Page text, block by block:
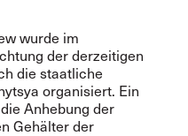
wurde im
der derzeitigen
die staatliche
organisiert. Ein
Anhebung der
Gehälter der